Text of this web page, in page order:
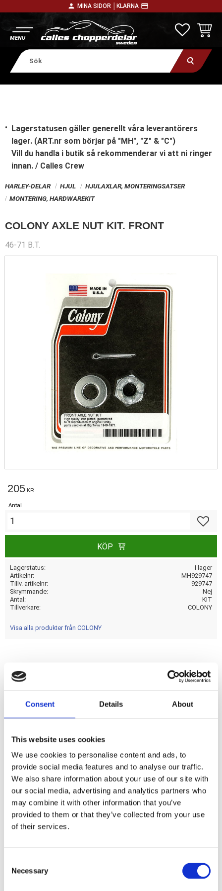
Consent Details About
This website uses cookies
We use cookies to personalise content and ads, to
provide social media features and to analyse our traffic.
We also share information about your use of our site with
our social media, advertising and analytics partners who
may combine it with other information that you’ve
provided to them or that they’ve collected from your use
of their services.
Necessary
person MINA SIDOR │ KLARNA payment
Lagerstatusen gäller generellt våra leverantörers
lager. (ART.nr som börjar på "MH", "Z" & "C")
Vill du handla i butik så rekommenderar vi att ni ringer
innan. / Calles Crew
HARLEY-DELAR HJUL
HJULAXLAR, MONTERINGSATSER
MONTERING, HARDWAREKIT
COLONY AXLE NUT KIT. FRONT
46-71 B.T.
205 KR
Antal
KÖP
Lagerstatus
I lager
Artikelnr
MH929747
Tillv. artikelnr
929747
Skrymmande
Nej
Antal
KIT
Tillverkare
COLONY
Visa alla produkter från COLONY
ZINC
Dela med dig
F
e
o
o
k
Omdömen
Du